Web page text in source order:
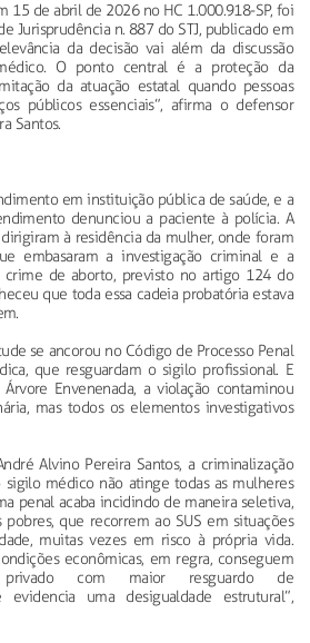
15 de abril de 2026 no HC 1.000.918-SP, foi
Jurisprudência n. 887 do STJ, publicado em
da decisão vai além da discussão
O ponto central é a proteção da
da atuação estatal quando pessoas
públicos essenciais”, afirma o defensor
Santos.
em instituição pública de saúde, e a
denunciou a paciente à polícia. A
à residência da mulher, onde foram
embasaram a investigação criminal e a
crime de aborto, previsto no artigo 124 do
que toda essa cadeia probatória estava
se ancorou no Código de Processo Penal
que resguardam o sigilo profissional. E
Envenenada, a violação contaminou
mas todos os elementos investigativos
Alvino Pereira Santos, a criminalização
médico não atinge todas as mulheres
penal acaba incidindo de maneira seletiva,
que recorrem ao SUS em situações
muitas vezes em risco à própria vida.
econômicas, em regra, conseguem
privado com maior resguardo de
uma desigualdade estrutural”,